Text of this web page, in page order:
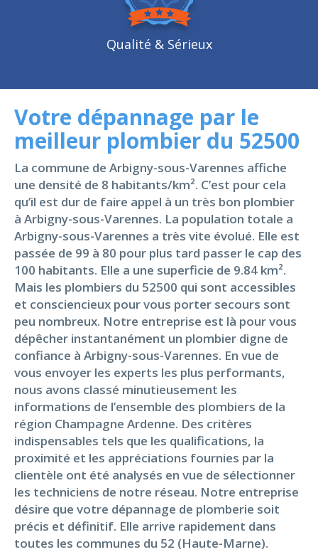
Qualité & Sérieux
Votre dépannage par le
meilleur plombier du 52500
La commune de Arbigny-sous-Varennes affiche
une densité de 8 habitants/km². C’est pour cela
qu’il est dur de faire appel à un très bon plombier
à Arbigny-sous-Varennes. La population totale a
Arbigny-sous-Varennes a très vite évolué. Elle est
passée de 99 à 80 pour plus tard passer le cap des
100 habitants. Elle a une superficie de 9.84 km².
Mais les plombiers du 52500 qui sont accessibles
et consciencieux pour vous porter secours sont
peu nombreux. Notre entreprise est là pour vous
dépêcher instantanément un plombier digne de
confiance à Arbigny-sous-Varennes. En vue de
vous envoyer les experts les plus performants,
nous avons classé minutieusement les
informations de l’ensemble des plombiers de la
région Champagne Ardenne. Des critères
indispensables tels que les qualifications, la
proximité et les appréciations fournies par la
clientèle ont été analysés en vue de sélectionner
les techniciens de notre réseau. Notre entreprise
désire que votre dépannage de plomberie soit
précis et définitif. Elle arrive rapidement dans
toutes les communes du 52 (Haute-Marne).